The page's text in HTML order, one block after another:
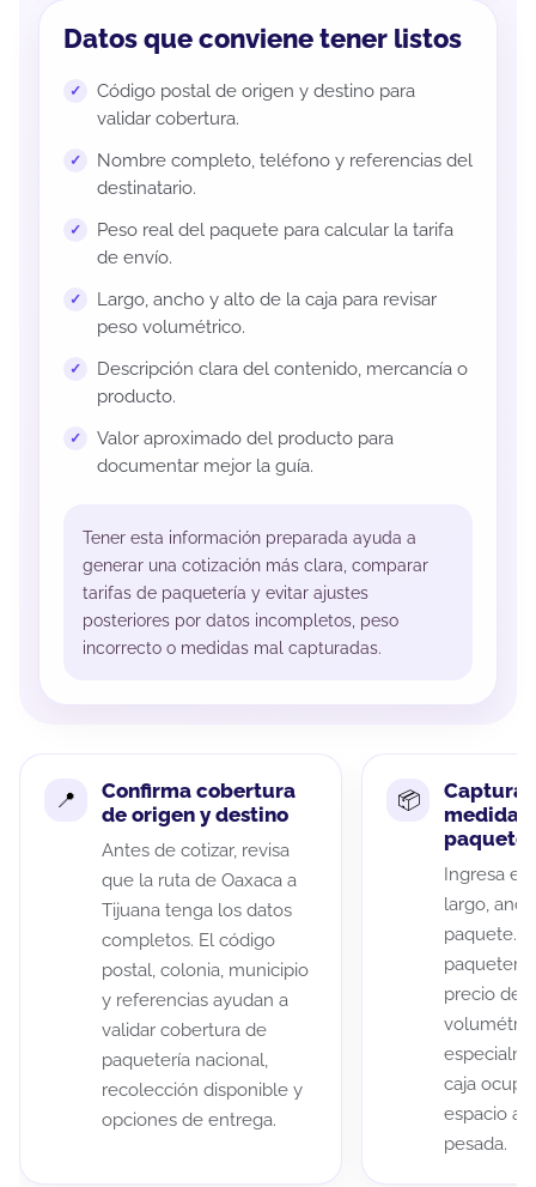
Datos que conviene tener listos
Código postal de origen y destino para
validar cobertura.
Nombre completo, teléfono y referencias del
destinatario.
Peso real del paquete para calcular la tarifa
de envío.
Largo, ancho y alto de la caja para revisar
peso volumétrico.
Descripción clara del contenido, mercancía o
producto.
Valor aproximado del producto para
documentar mejor la guía.
Tener esta información preparada ayuda a
generar una cotización más clara, comparar
tarifas de paquetería y evitar ajustes
posteriores por datos incompletos, peso
incorrecto o medidas mal capturadas.
Confirma cobertura
de origen y destino
Antes de cotizar, revisa
que la ruta de Oaxaca a
Tijuana tenga los datos
completos. El código
postal, colonia, municipio
y referencias ayudan a
validar cobertura de
paquetería nacional,
recolección disponible y
opciones de entrega.
Captura
medidas
paquete
Ingresa el
largo,
paquete.
precio de
caja
espacio
pesada.